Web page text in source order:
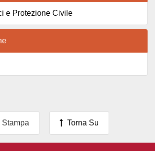
e Protezione Civile
Torna Su